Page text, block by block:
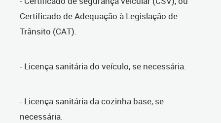
Certificado de Adequação à Legislação de
Trânsito (CAT).
- Licença sanitária do veículo, se necessária.
- Licença sanitária da cozinha base, se
necessária.